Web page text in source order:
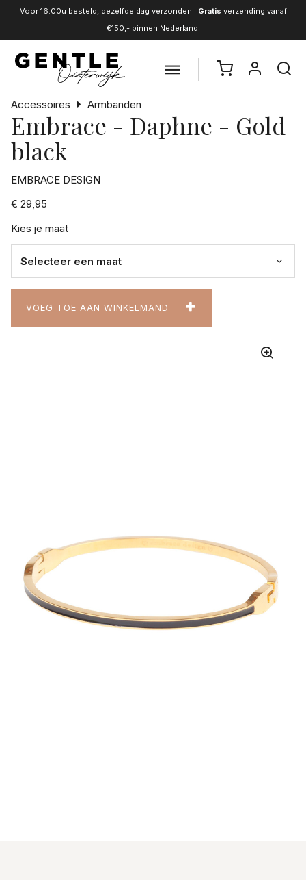
Voor 16.00u besteld, dezelfde dag verzonden | Gratis verzending vanaf
€150,- binnen Nederland
Accessoires Armbanden
Embrace - Daphne - Gold
black
EMBRACE DESIGN
€ 29,95
Kies je maat
VOEG TOE AAN WINKELMAND